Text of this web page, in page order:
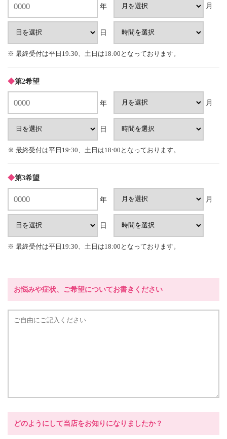
年 月
日
※ 最終受付は平日19:30、土日は18:00となっております。
◆第2希望
年 月
日
※ 最終受付は平日19:30、土日は18:00となっております。
◆第3希望
年 月
日
※ 最終受付は平日19:30、土日は18:00となっております。
お悩みや症状、ご希望についてお書きください
どのようにして当店をお知りになりましたか？